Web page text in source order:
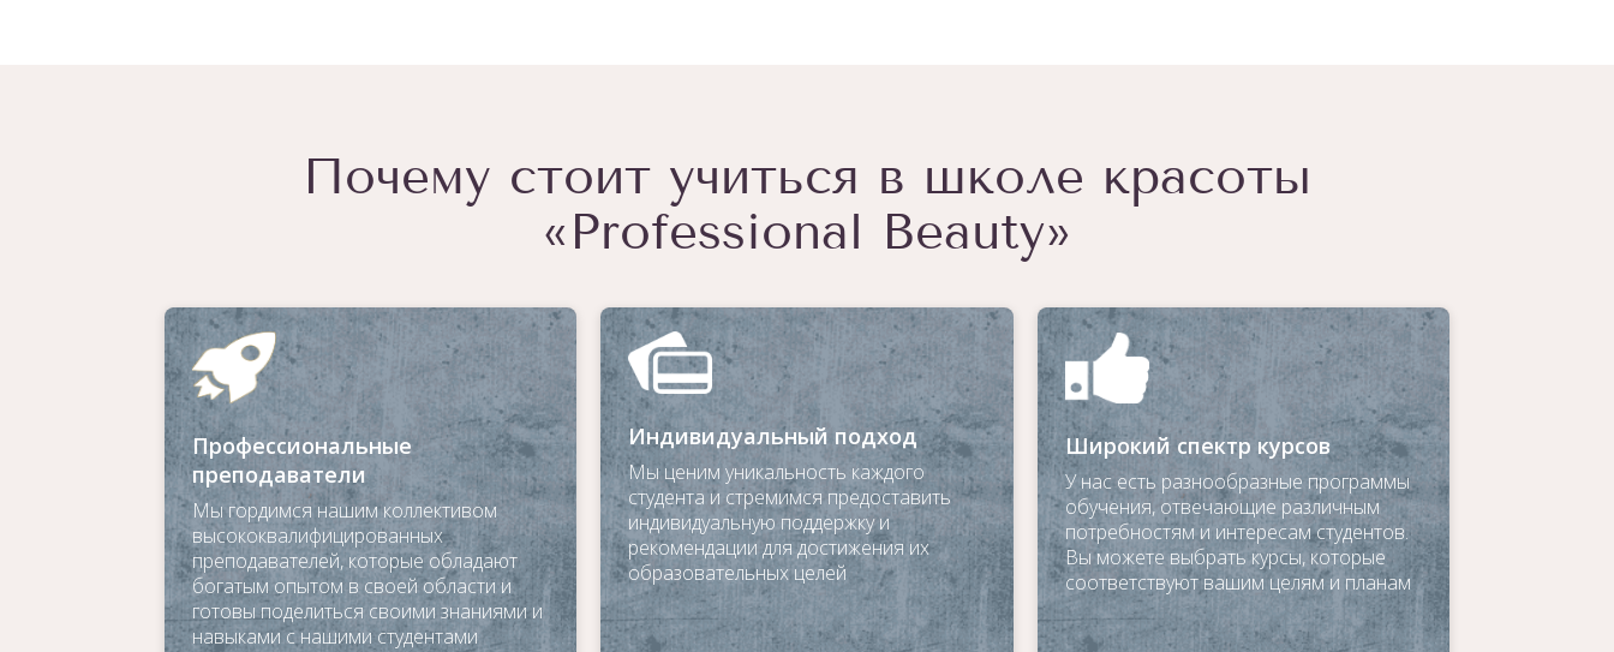
Почему стоит учиться в школе красоты
«Professional Beauty»
Профессиональные
преподаватели
Мы гордимся нашим коллективом
высококвалифицированных
преподавателей, которые обладают
богатым опытом в своей области и
готовы поделиться своими знаниями и
навыками с нашими студентами
Индивидуальный подход
Мы ценим уникальность каждого
студента и стремимся предоставить
индивидуальную поддержку и
рекомендации для достижения их
образовательных целей
Широкий спектр курсов
У нас есть разнообразные программы
обучения, отвечающие различным
потребностям и интересам студентов.
Вы можете выбрать курсы, которые
соответствуют вашим целям и планам